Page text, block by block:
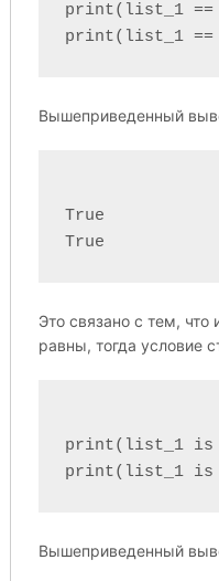
print(list_1
Вышеприведенный
True
Это связано с тем, что
равны, тогда условие
print(list_1 is
Вышеприведенный